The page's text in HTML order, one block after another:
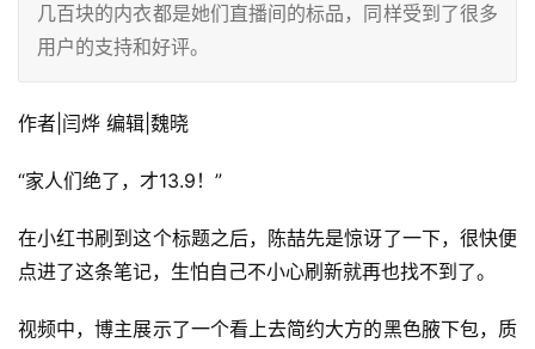
几百块的内衣都是她们直播间的标品，同样受到了很多
用户的支持和好评。
作者|闫烨 编辑|魏晓
“家人们绝了，才13.9！”
在小红书刷到这个标题之后，陈喆先是惊讶了一下，很快便
点进了这条笔记，生怕自己不小心刷新就再也找不到了。
视频中，博主展示了一个看上去简约大方的黑色腋下包，质